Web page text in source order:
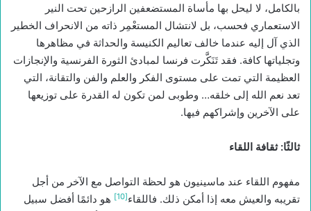
بالكامل، لا ليحل بها مأساة المستضعفين الرازحين تحت النير
الاستعماري فحسب، بل لانتشال المستعْمِر ذاته من الانحراف الخطير
الذي آل إليه عندما خالف تعاليم الكنيسة والحداثة في مظاهرها
وتجلياتها كافة. فقد تَنَكَّرت فرنسا لمبادئ الثورة الفرنسية والإنجازات
العظيمة التي تمت على مستوى الفكر والعلم والفن والتقانة، التي
تعد نعم الله إلى خلقه… وطوبى لمن تكون له القدرة على توزيعها
على الآخرين وإشراكهم فيها.
ثالثًا: ثقافة اللقاء
مفهوم اللقاء عند ماسينيون هو لحظة التواصل مع الآخر من أجل
تقريبه والعيش معه إذا أمكن ذلك. فاللقاء[10]
هو دائمًا أفضل سبيل